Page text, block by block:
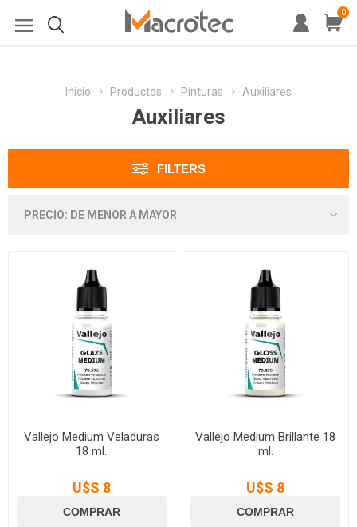
0
Inicio Productos Pinturas Auxiliares
Auxiliares
FILTERS
Vallejo Medium Veladuras
18 ml.
U$S 8
Vallejo Medium Brillante 18
ml.
U$S 8